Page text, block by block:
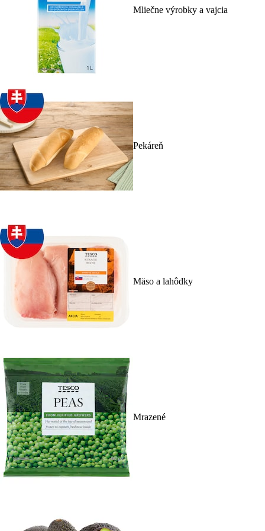
Mliečne výrobky a vajcia
Pekáreň
Mäso a lahôdky
Mrazené